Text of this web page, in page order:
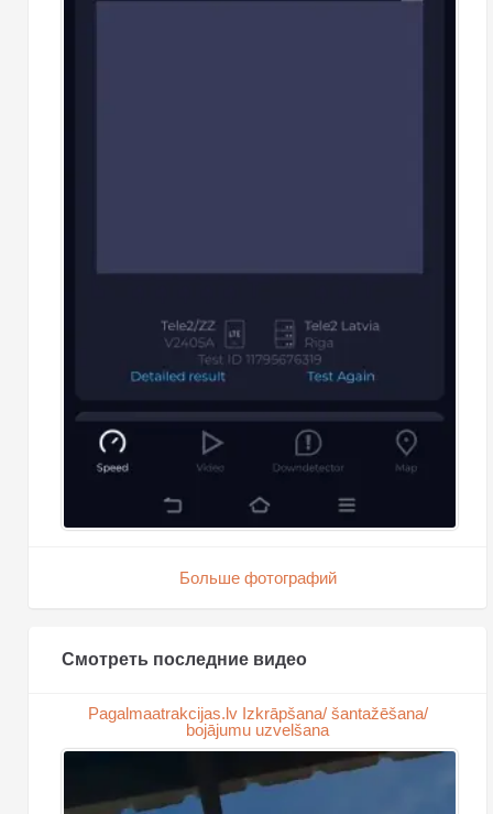
Больше фотографий
Смотреть последние видео
Pagalmaatrakcijas.lv Izkrāpšana/ šantažēšana/
bojājumu uzvelšana